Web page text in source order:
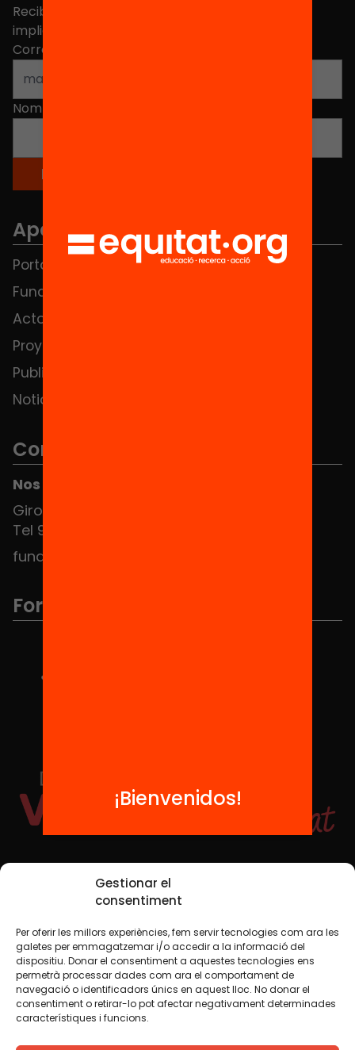
Gestionar el
consentiment
Per oferir les millors experiències, fem servir tecnologies com ara les
galetes per emmagatzemar i/o accedir a la informació del
dispositiu. Donar el consentiment a aquestes tecnologies ens
permetrà processar dades com ara el comportament de
navegació o identificadors únics en aquest lloc. No donar el
consentiment o retirar-lo pot afectar negativament determinades
característiques i funcions.
Recibe contenidos, iniciativas y proyectos para
implicarte.
Correo electrónico
Nombre
Apartados
Portada
Fundación
Actos
Proyectos
Publicaciones y vídeos
Noticias
FAQS
Contacto
Nos puedes encontrar en el HUB Social
Girona 34, interior 08010 Barcelona
Tel 934 588 700
fundacio@equitat.org
Formamos parte de...
Redes sociales
TWT YTB IG FB IN
Aviso legalPolítica de cookies
¡Bienvenidos!